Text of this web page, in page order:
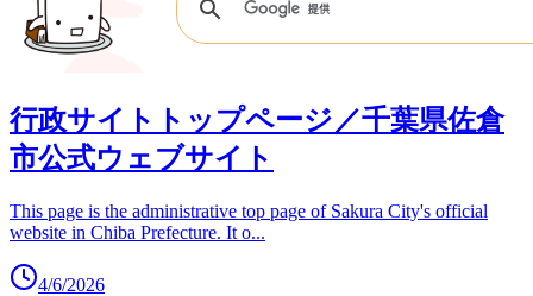
行政サイトトップページ／千葉県佐倉
市公式ウェブサイト
This page is the administrative top page of Sakura City's official
website in Chiba Prefecture. It o...
4/6/2026